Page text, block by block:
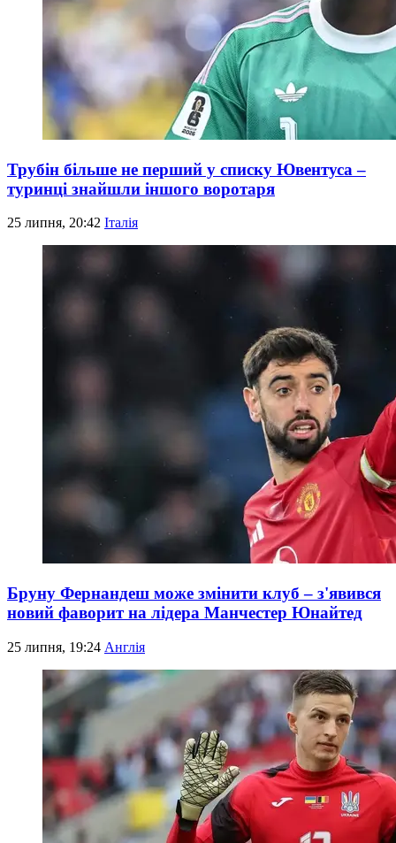
Трубін більше не перший у списку Ювентуса –
туринці знайшли іншого воротаря
25 липня, 20:42 Італія
Бруну Фернандеш може змінити клуб – з'явився
новий фаворит на лідера Манчестер Юнайтед
25 липня, 19:24 Англія